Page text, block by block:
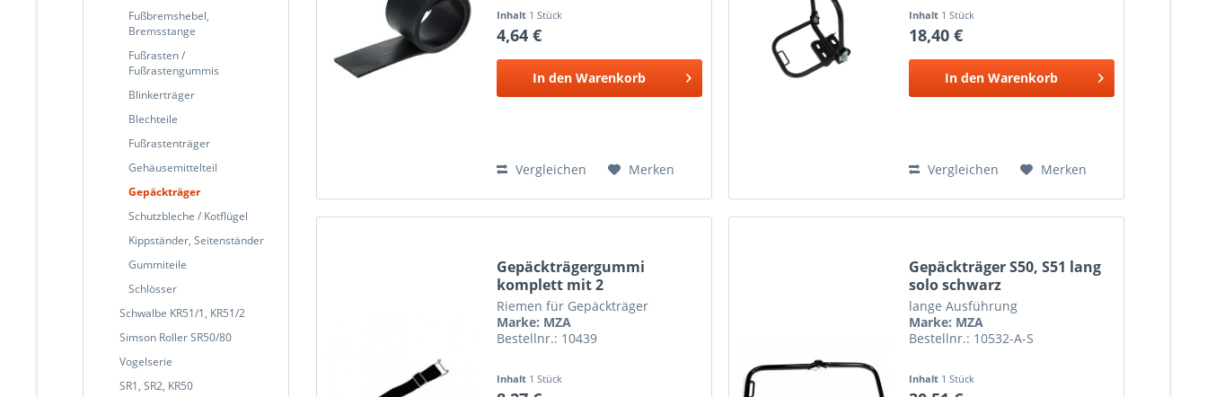
Fußbremshebel,
Bremsstange
Fußrasten /
Fußrastengummis
Blinkerträger
Blechteile
Fußrastenträger
Gehäusemittelteil
Gepäckträger
Schutzbleche / Kotflügel
Kippständer, Seitenständer
Gummiteile
Schlösser
Schwalbe KR51/1, KR51/2
Simson Roller SR50/80
Vogelserie
SR1, SR2, KR50
Inhalt 1 Stück
4,64 €
In den Warenkorb
Vergleichen Merken
Inhalt 1 Stück
18,40 €
In den Warenkorb
Vergleichen Merken
Gepäckträgergummi
komplett mit 2
Klemmschlaufen
Riemen für Gepäckträger
Marke: MZA
Bestellnr.: 10439
Inhalt 1 Stück
Gepäckträger S50, S51 lang
solo schwarz
lange Ausführung
Marke: MZA
Bestellnr.: 10532-A-S
Inhalt 1 Stück